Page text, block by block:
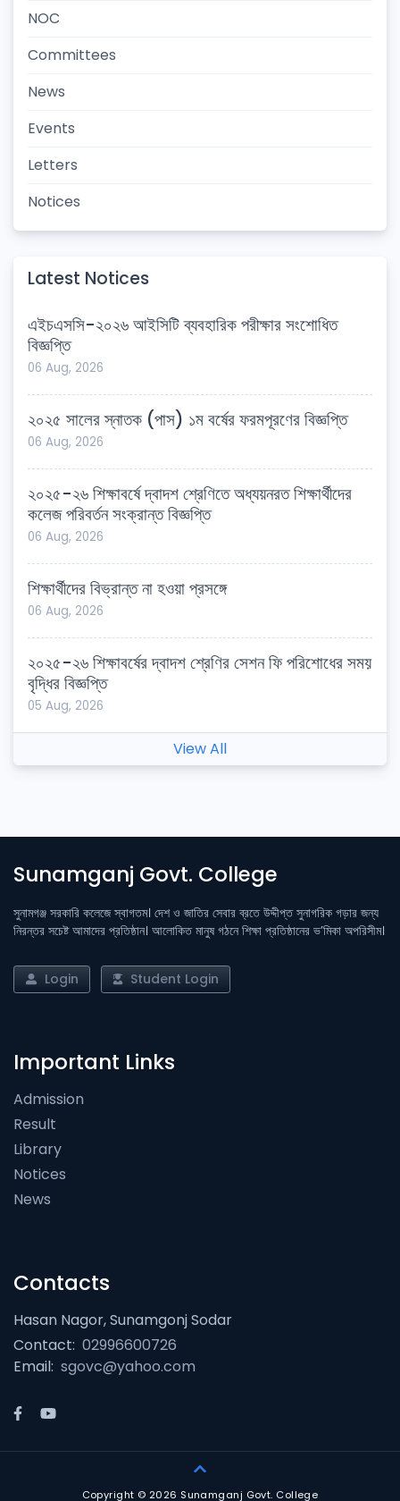
NOC
Committees
News
Events
Letters
Notices
Latest Notices
এইচএসসি-২০২৬ আইসিটি ব্যবহারিক পরীক্ষার সংশোধিত
বিজ্ঞপ্তি
06 Aug, 2026
২০২৫ সালের স্নাতক (পাস) ১ম বর্ষের ফরমপূরণের বিজ্ঞপ্তি
06 Aug, 2026
২০২৫-২৬ শিক্ষাবর্ষে দ্বাদশ শ্রেণিতে অধ্যয়নরত শিক্ষার্থীদের
কলেজ পরিবর্তন সংক্রান্ত বিজ্ঞপ্তি
06 Aug, 2026
শিক্ষার্থীদের বিভ্রান্ত না হওয়া প্রসঙ্গে
06 Aug, 2026
২০২৫-২৬ শিক্ষাবর্ষের দ্বাদশ শ্রেণির সেশন ফি পরিশোধের সময়
বৃদ্ধির বিজ্ঞপ্তি
05 Aug, 2026
View All
Sunamganj Govt. College
সুনামগঞ্জ সরকারি কলেজে স্বাগতম। দেশ ও জাতির সেবার ব্রতে উদ্দীপ্ত সুনাগরিক গড়ার জন্য
নিরন্তর সচেষ্ট আমাদের প্রতিষ্ঠান। আলোকিত মানুষ গঠনে শিক্ষা প্রতিষ্ঠানের ভ’মিকা অপরিসীম।
Login Student Login
Important Links
Admission
Result
Library
Notices
News
Contacts
Hasan Nagor, Sunamgonj Sodar
Contact: 02996600726
Email: sgovc@yahoo.com
Copyright © 2026 Sunamganj Govt. College